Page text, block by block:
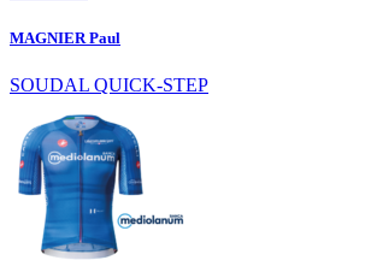
MAGNIER Paul
SOUDAL QUICK-STEP